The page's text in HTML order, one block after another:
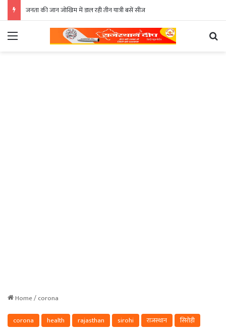
जनता की जान जोखिम में डाल रही तीन यात्री बसें सीज
Menu
Home/corona
corona
health rajasthan sirohi राजस्थान सिरोही